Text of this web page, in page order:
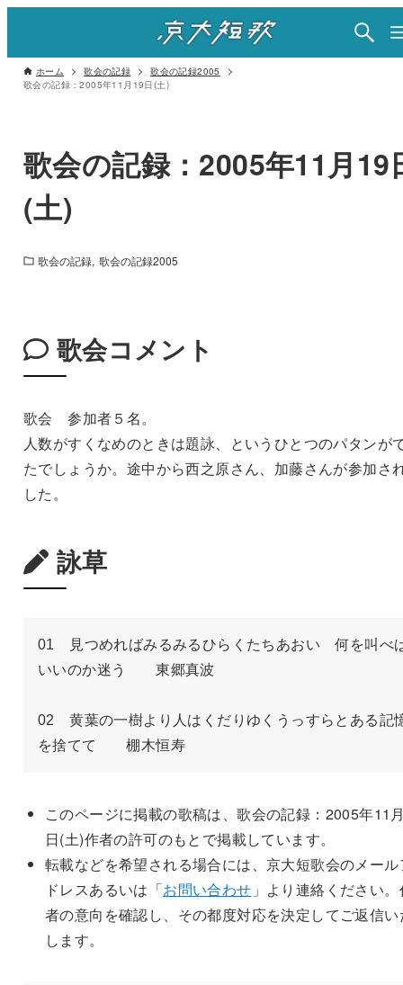
ホーム 歌会の記録
歌会の記録2005
歌会の記録：2005年11月19日(土)
歌会の記録：2005年11月19
(土)
歌会の記録 歌会の記録2005
歌会コメント
歌会 参加者５名。
人数がすくなめのときは題詠、というひとつのパタンが
たでしょうか。途中から西之原さん、加藤さんが参加さ
した。
詠草
01　見つめればみるみるひらくたちあおい　何を叫べ
いいのか迷う　　東郷真波
02　黄葉の一樹より人はくだりゆくうっすらとある記
を捨てて　　棚木恒寿
このページに掲載の歌稿は、歌会の記録：2005年11
日(土)作者の許可のもとで掲載しています。
転載などを希望される場合には、京大短歌会のメール
ドレスあるいは「お問い合わせ 」より連絡ください
者の意向を確認し、その都度対応を決定してご返信い
します。